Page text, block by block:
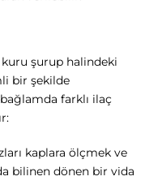
şurup halindeki
bir şekilde
farklı ilaç
kaplara ölçmek ve
bilinen dönen bir vida